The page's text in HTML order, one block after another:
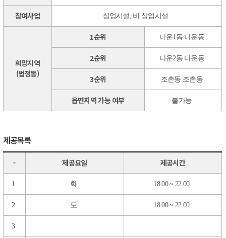
참여사업 상업시설, 비 상업시설
희망지역
(법정동)
1순위 나운1동 나운동
2순위 나운2동 나운동
3순위 조촌동 조촌동
읍면지역 가능 여부 불가능
제공목록
- 제공요일 제공시간
1 화 18:00 ~ 22:00
2 토 18:00 ~ 22:00
3